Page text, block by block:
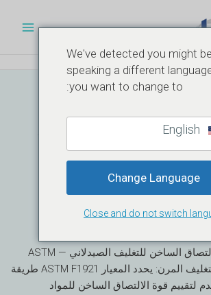
المدونة
ASTM F1921: قوة الالتصاق الساخن للتغليف الصيدلاني — ASTM
F1921 في أداء ختم التغليف المرن: يحدد المعيار ASTM F1921 طريقة
لتقييم قوة الالتصاق الساخن للمواد
We've detected you might be
speaking a different
you want to change to:
Change Language
Close and do not switch